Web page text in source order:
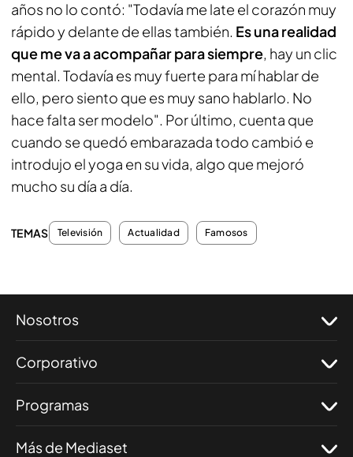
años no lo contó: "Todavía me late el corazón muy
rápido y delante de ellas también. Es una realidad
que me va a acompañar para siempre, hay un clic
mental. Todavía es muy fuerte para mí hablar de
ello, pero siento que es muy sano hablarlo. No
hace falta ser modelo". Por último, cuenta que
cuando se quedó embarazada todo cambió e
introdujo el yoga en su vida, algo que mejoró
mucho su día a día.
TEMAS Televisión Actualidad Famosos
Nosotros
Corporativo
Programas
Más de Mediaset